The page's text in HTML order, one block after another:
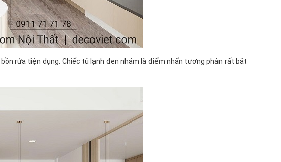
rửa tiện dụng. Chiếc tủ lạnh đen nhám là điểm nhấn tương phản rất bắt